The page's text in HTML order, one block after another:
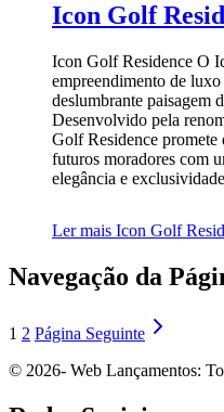
Icon Golf
Icon Golf Residence O
empreendimento de luxo
deslumbrante paisagem
Desenvolvido pela
Golf Residence promete
futuros moradores com
elegância e
Ler mais Icon Golf
Navegação da
1 2 Página Seguinte
© 2026- Web Lançamentos: